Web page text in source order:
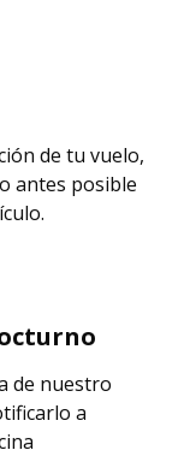
de tu vuelo,
antes posible
de nuestro
a